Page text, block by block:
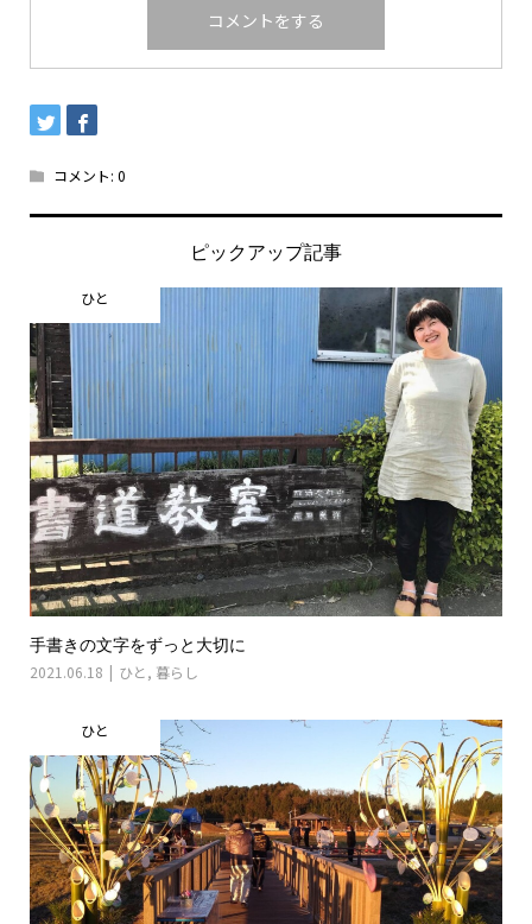
コメント: 0
ピックアップ記事
ひと
手書きの文字をずっと大切に
2021.06.18 ひと , 暮らし
ひと